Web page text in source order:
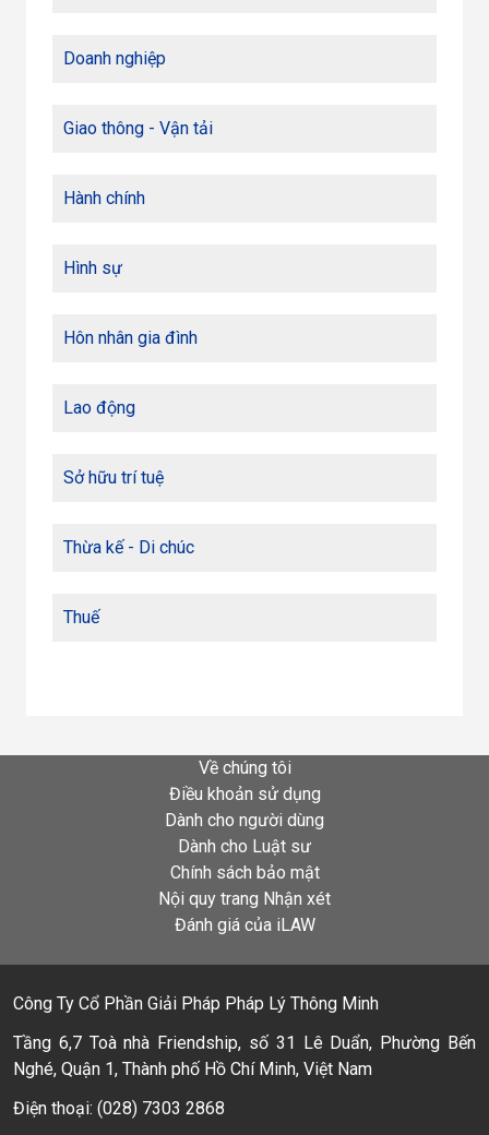
Doanh nghiệp
Giao thông - Vận tải
Hành chính
Hình sự
Hôn nhân gia đình
Lao động
Sở hữu trí tuệ
Thừa kế - Di chúc
Thuế
Về chúng tôi
Điều khoản sử dụng
Dành cho người dùng
Dành cho Luật sư
Chính sách bảo mật
Nội quy trang Nhận xét
Đánh giá của iLAW
Công Ty Cổ Phần Giải Pháp Pháp Lý Thông Minh
Tầng 6,7 Toà nhà Friendship, số 31 Lê Duẩn, Phường Bến
Nghé, Quận 1, Thành phố Hồ Chí Minh, Việt Nam
Điện thoại: (028) 7303 2868